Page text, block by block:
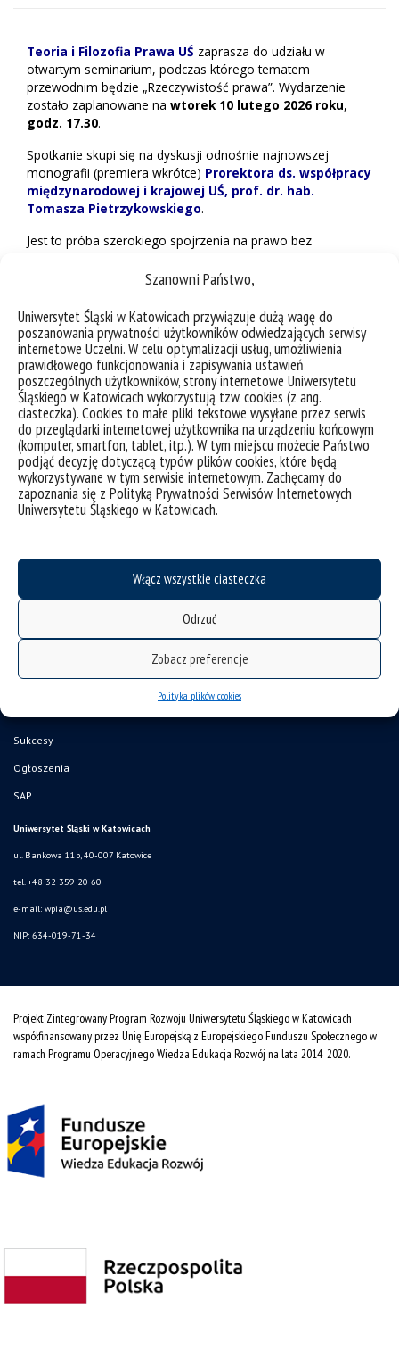
Szanowni Państwo,
Uniwersytet Śląski w Katowicach przywiązuje dużą wagę do
poszanowania prywatności użytkowników odwiedzających serwisy
internetowe Uczelni. W celu optymalizacji usług, umożliwienia
prawidłowego funkcjonowania i zapisywania ustawień
poszczególnych użytkowników, strony internetowe Uniwersytetu
Śląskiego w Katowicach wykorzystują tzw. cookies (z ang.
ciasteczka). Cookies to małe pliki tekstowe wysyłane przez serwis
do przeglądarki internetowej użytkownika na urządzeniu końcowym
(komputer, smartfon, tablet, itp.). W tym miejscu możecie Państwo
podjąć decyzję dotyczącą typów plików cookies, które będą
wykorzystywane w tym serwisie internetowym. Zachęcamy do
zapoznania się z Polityką Prywatności Serwisów Internetowych
Uniwersytetu Śląskiego w Katowicach.
Włącz wszystkie ciasteczka
Odrzuć
Zobacz preferencje
Polityka plików cookies
Teoria i Filozofia Prawa UŚ zaprasza do udziału w
otwartym seminarium, podczas którego tematem
przewodnim będzie „Rzeczywistość prawa”. Wydarzenie
zostało zaplanowane na wtorek 10 lutego 2026 roku,
godz. 17.30.
Spotkanie skupi się na dyskusji odnośnie najnowszej
monografii (premiera wkrótce) Prorektora ds. współpracy
międzynarodowej i krajowej UŚ, prof. dr. hab.
Tomasza Pietrzykowskiego.
Jest to próba szerokiego spojrzenia na prawo bez
społecznej, ale w zgodzie i w spójności z nimi.
Seminarium odbędzie się w formule hybrydowej:
stacjonarnie – Sala konferencyjna B, spinPLACE (ul.
Bankowa 5, Katowice)
online – poprzez platformęMS Teams.
Sukcesy
Ogłoszenia
SAP
Uniwersytet Śląski w Katowicach
ul. Bankowa 11b, 40-007 Katowice
tel. +48 32 359 20 60
e-mail: wpia@us.edu.pl
NIP: 634-019-71-34
Projekt Zintegrowany Program Rozwoju Uniwersytetu Śląskiego w Katowicach
współfinansowany przez Unię Europejską z Europejskiego Funduszu Społecznego w
ramach Programu Operacyjnego Wiedza Edukacja Rozwój na lata 2014˗2020.